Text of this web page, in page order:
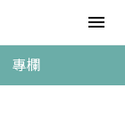
專欄